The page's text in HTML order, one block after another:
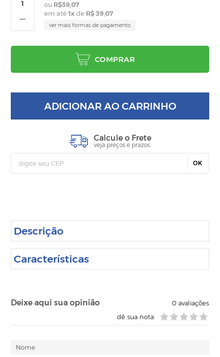
R$39,07
em até1x de R$ 39,07
ver mais formas de pagamento
COMPRAR
ADICIONAR AO CARRINHO
Calcule o Frete
veja preços e prazos
OK
Descrição
Características
Deixe aqui sua opinião 0avaliações
dê sua nota: